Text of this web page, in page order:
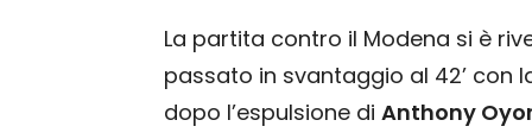
La partita contro il Modena si è
passato in svantaggio al 42’ con
dopo l’espulsione di Anthony